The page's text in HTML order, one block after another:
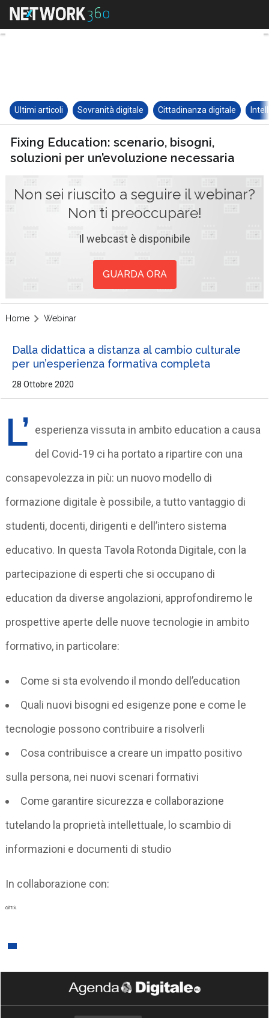
Ultimi articoli Sovranità digitale Cittadinanza digitale
Fixing Education: scenario, bisogni,
soluzioni per un’evoluzione necessaria
Non sei riuscito a seguire il webinar?
Non ti preoccupare!
Il webcast è disponibile
GUARDA ORA
Home Webinar
Dalla didattica a distanza al cambio culturale
per un’esperienza formativa completa
28 Ottobre 2020
L’ esperienza vissuta in ambito education a causa
del Covid-19 ci ha portato a ripartire con una
consapevolezza in più: un nuovo modello di
formazione digitale è possibile, a tutto vantaggio di
studenti, docenti, dirigenti e dell’intero sistema
educativo. In questa Tavola Rotonda Digitale, con la
partecipazione di esperti che si occupano di
education da diverse angolazioni, approfondiremo le
prospettive aperte delle nuove tecnologie in ambito
formativo, in particolare:
Come si sta evolvendo il mondo dell’education
Quali nuovi bisogni ed esigenze pone e come le
tecnologie possono contribuire a risolverli
Cosa contribuisce a creare un impatto positivo
sulla persona, nei nuovi scenari formativi
Come garantire sicurezza e collaborazione
tutelando la proprietà intellettuale, lo scambio di
informazioni e documenti di studio
In collaborazione con: